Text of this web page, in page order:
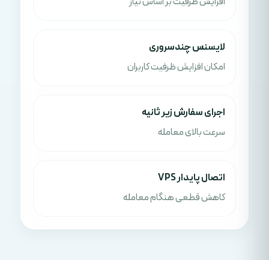
لایسنس چندسروری
امکان افزایش ظرفیت کاربران
اجرای سفارش زیر ثانیه
سرعت بالای معامله
اتصال پایدار VPS
کاهش قطعی هنگام معامله